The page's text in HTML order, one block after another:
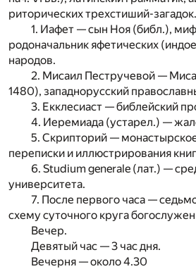
риторических трехстиший-загадок.
1. Иафет — сын Ноя (библ.),
родоначальник яфетических
народов.
2. Мисаил Пестручевой —
1480), западнорусский
3. Екклесиаст — библейский
4. Иеремиада (устарел.) —
5. Скрипторий —
переписки и иллюстрирования
6. Studium generale (лат.) —
университета.
7. После первого часа —
схему суточного круга
Вечер.
Девятый час — 3 час дня.
Вечерня — около 4.30